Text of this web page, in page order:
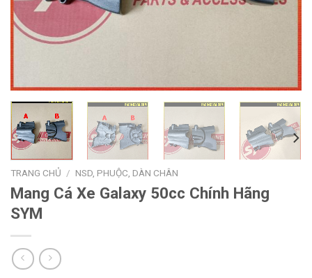
TRANG CHỦ / NSD, PHUỘC, DÀN CHÂN
Mang Cá Xe Galaxy 50cc Chính Hãng
SYM